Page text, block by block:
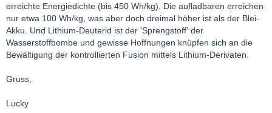
erreichte Energiedichte (bis 450 Wh/kg). Die aufladbaren erreichen
nur etwa 100 Wh/kg, was aber doch dreimal höher ist als der Blei-
Akku. Und Lithium-Deuterid ist der 'Sprengstoff' der
Wasserstoffbombe und gewisse Hoffnungen knüpfen sich an die
Bewältigung der kontrollierten Fusion mittels Lithium-Derivaten.
Gruss,
Lucky